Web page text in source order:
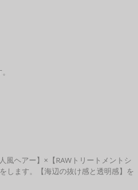
風ヘアー】×【RAWトリートメントシ
します。【海辺の抜け感と透明感】を